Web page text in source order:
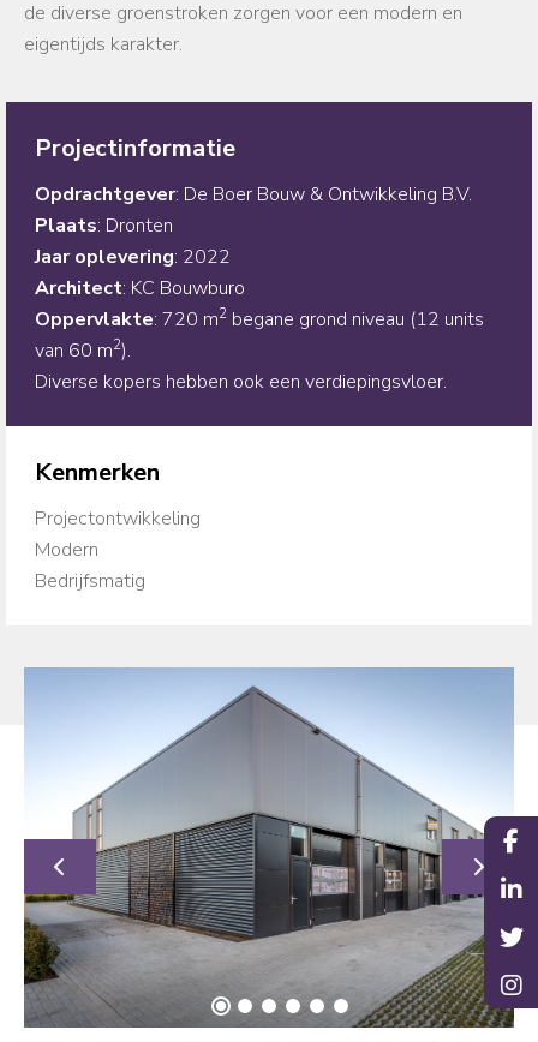
de diverse groenstroken zorgen voor een modern en
eigentijds karakter.
Projectinformatie
Opdrachtgever: De Boer Bouw & Ontwikkeling B.V.
Plaats: Dronten
Jaar oplevering: 2022
Architect: KC Bouwburo
Oppervlakte: 720 m2 begane grond niveau (12 units
van 60 m2).
Diverse kopers hebben ook een verdiepingsvloer.
Kenmerken
Projectontwikkeling
Modern
Bedrijfsmatig